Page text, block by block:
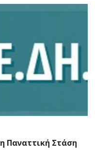
Παναττική Στάση